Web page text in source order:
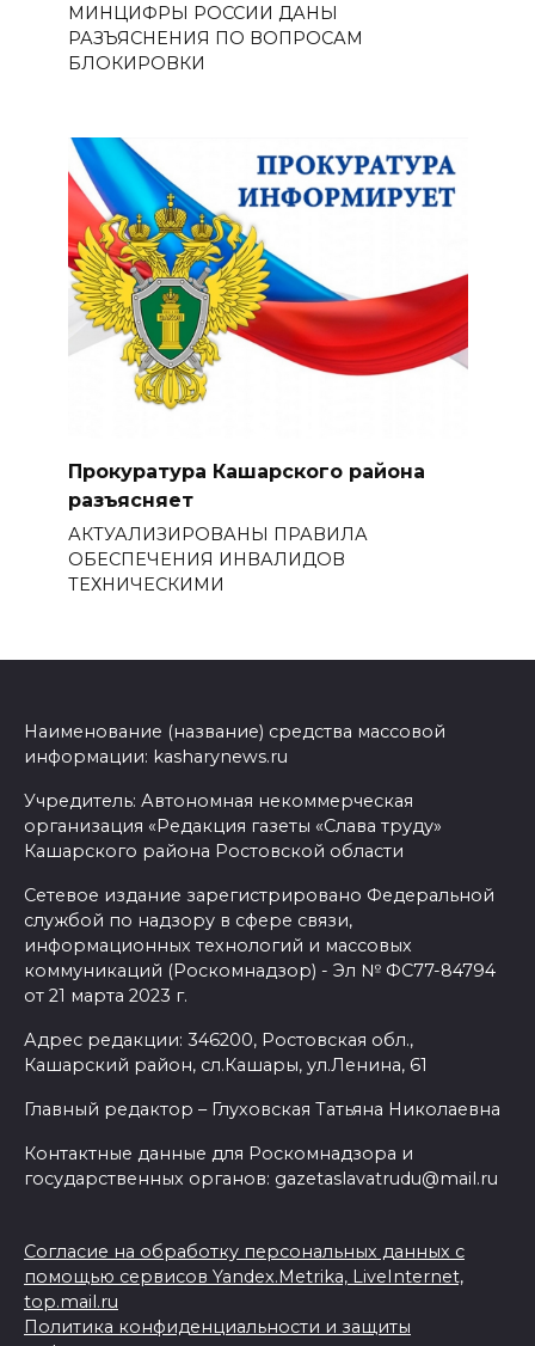
МИНЦИФРЫ РОССИИ ДАНЫ
РАЗЪЯСНЕНИЯ ПО ВОПРОСАМ
БЛОКИРОВКИ
Прокуратура Кашарского района
разъясняет
АКТУАЛИЗИРОВАНЫ ПРАВИЛА
ОБЕСПЕЧЕНИЯ ИНВАЛИДОВ
ТЕХНИЧЕСКИМИ
Наименование (название) средства массовой
информации: kasharynews.ru
Учредитель: Автономная некоммерческая
организация «Редакция газеты «Слава труду»
Кашарского района Ростовской области
Сетевое издание зарегистрировано Федеральной
службой по надзору в сфере связи,
информационных технологий и массовых
коммуникаций (Роскомнадзор) - Эл № ФС77-84794
от 21 марта 2023 г.
Адрес редакции: 346200, Ростовская обл.,
Кашарский район, сл.Кашары, ул.Ленина, 61
Главный редактор – Глуховская Татьяна Николаевна
Контактные данные для Роскомнадзора и
государственных органов: gazetaslavatrudu@mail.ru
Согласие на обработку персональных данных с
помощью сервисов Yandex.Metrika, LiveInternet,
top.mail.ru
Политика конфиденциальности и защиты